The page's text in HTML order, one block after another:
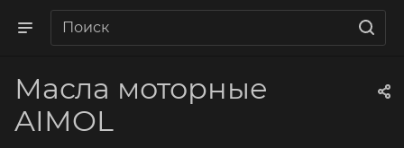
Масла моторные
AIMOL